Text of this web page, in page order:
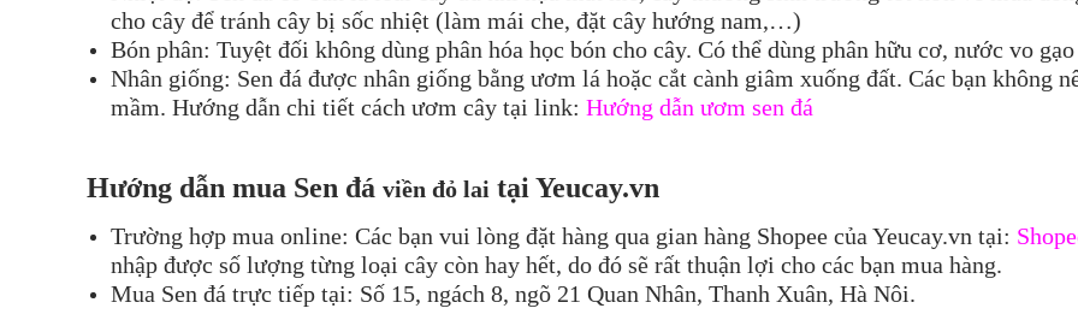
cho cây để tránh cây bị sốc nhiệt (làm mái che, đặt cây hướng nam,…)
Bón phân: Tuyệt đối không dùng phân hóa học bón cho cây. Có thể dùng phân hữu cơ, nước vo
Nhân giống: Sen đá được nhân giống bằng ươm lá hoặc cắt cành giâm xuống đất. Các bạn không
mầm. Hướng dẫn chi tiết cách ươm cây tại link: Hướng dẫn ươm sen đá
Hướng dẫn mua Sen đá viền đỏ lai tại Yeucay.vn
Trường hợp mua online: Các bạn vui lòng đặt hàng qua gian hàng Shopee của Yeucay.vn tại:
nhập được số lượng từng loại cây còn hay hết, do đó sẽ rất thuận lợi cho các bạn mua hàng.
Mua Sen đá trực tiếp tại: Số 15, ngách 8, ngõ 21 Quan Nhân, Thanh Xuân, Hà Nôi.